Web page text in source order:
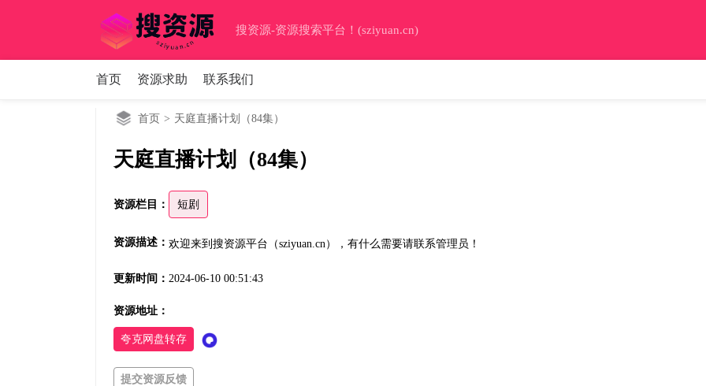
搜资源-资源搜索平台！(sziyuan.cn)
首页 资源求助 联系我们
首页 > 天庭直播计划（84集）
天庭直播计划（84集）
资源栏目： 短剧
资源描述： 欢迎来到搜资源平台（sziyuan.cn），有什么需要请联系管理员！
更新时间： 2024-06-10 00:51:43
资源地址：
夸克网盘转存
提交资源反馈